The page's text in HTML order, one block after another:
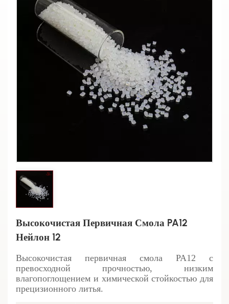
Высокочистая Первичная Смола PA12
Нейлон 12
Высокочистая первичная смола PA12 с
превосходной прочностью, низким
влагопоглощением и химической стойкостью для
прецизионного литья.